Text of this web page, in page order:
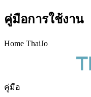
คู่มือการใช้งาน
Home ThaiJo
คู่มือ